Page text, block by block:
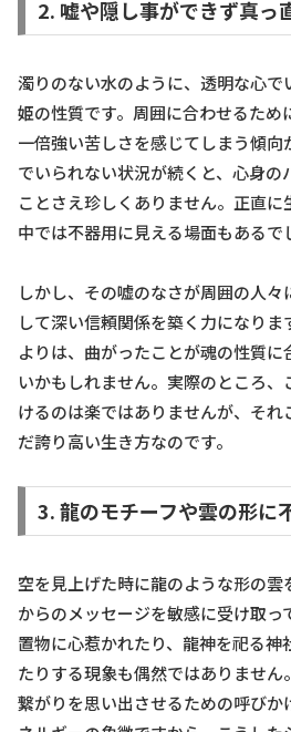
2. 嘘や隠し事ができず真っ
濁りのない水のように、透明な心
姫の性質です。周囲に合わせるため
一倍強い苦しさを感じてしまう傾
でいられない状況が続くと、心身の
ことさえ珍しくありません。正直
中では不器用に見える場面もあるで
しかし、その嘘のなさが周囲の人
して深い信頼関係を築く力になりま
よりは、曲がったことが魂の性質
いかもしれません。実際のところ
けるのは楽ではありませんが、そ
だ誇り高い生き方なのです。
3. 龍のモチーフや雲の形に
空を見上げた時に龍のような形の雲
からのメッセージを敏感に受け取っ
置物に心惹かれたり、龍神を祀る神
たりする現象も偶然ではありませ
繋がりを思い出させるための呼びか